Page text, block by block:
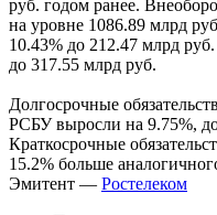
Кроме того, по данным
составили 1299.37 млрд
на уровне 1086.89 млрд
10.43% до 212.47 млрд
до 317.55 млрд руб.
Долгосрочные